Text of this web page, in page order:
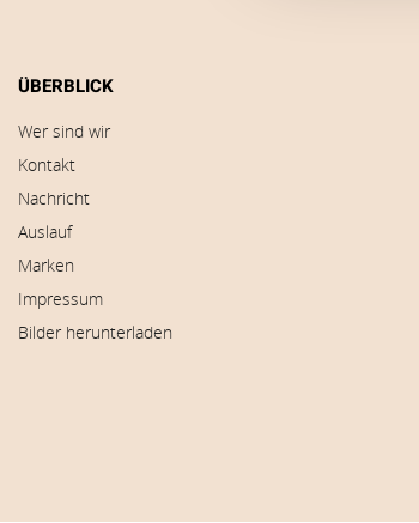
ÜBERBLICK
Wer sind wir
Kontakt
Nachricht
Auslauf
Marken
Impressum
Bilder herunterladen